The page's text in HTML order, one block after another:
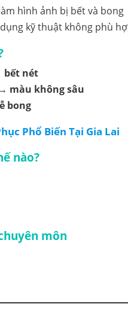
kỹ thuật không phù
bết nét
màu không sâu
bong
Phổ Biến Tại Gia Lai
nào?
môn